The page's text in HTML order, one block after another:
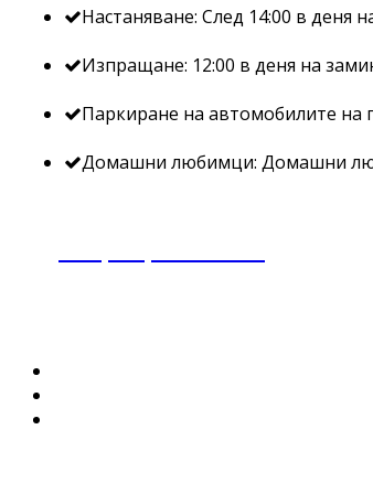
Настаняване: След 14:00 в деня
Изпращане: 12:00 в деня на
Паркиране на автомобилите на
Домашни любимци: Домашни